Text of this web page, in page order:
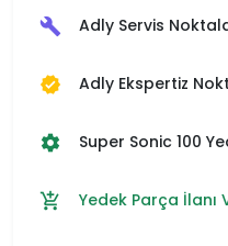
build Adly Servis
verified Adly Ekspertiz
settings Super Sonic 100
add_shopping_cart Yedek Parça İlanı